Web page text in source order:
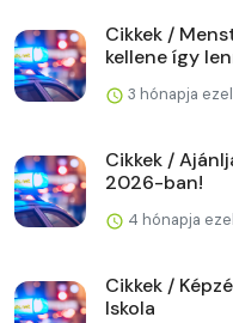
Cikkek /
kellene így
3 hónapja
Cikkek /
2026-ban!
4 hónapja
Cikkek /
Iskola